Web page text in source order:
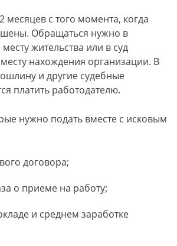
месяцев с того момента, когда
Обращаться нужно в
жительства или в суд
нахождения организации. В
и другие судебные
платить работодателю.
нужно подать вместе с исковым
договора;
о приеме на работу;
и среднем заработке